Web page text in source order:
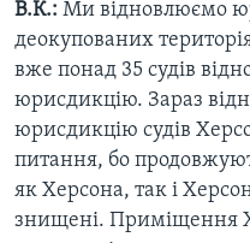
В.К.: Ми відновлюємо
деокупованих
вже понад 35 судів
юрисдикцію. Зараз
юрисдикцію судів
питання, бо
як Херсона, так і
знищені. Приміщення